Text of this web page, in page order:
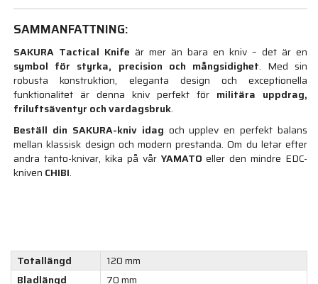
SAMMANFATTNING:
SAKURA Tactical Knife är mer än bara en kniv – det är en
symbol för styrka, precision och mångsidighet. Med sin
robusta konstruktion, eleganta design och exceptionella
funktionalitet är denna kniv perfekt för militära uppdrag,
friluftsäventyr och vardagsbruk.
Beställ din SAKURA-kniv idag och upplev en perfekt balans
mellan klassisk design och modern prestanda. Om du letar efter
andra tanto-knivar, kika på vår YAMATO eller den mindre EDC-
kniven CHIBI.
Totallängd
120 mm
Bladlängd
70 mm